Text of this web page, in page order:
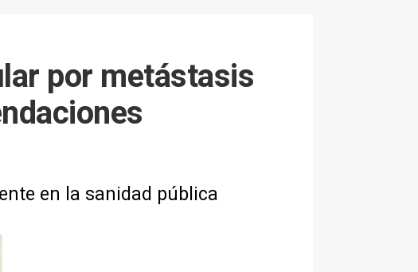
por metástasis
en la sanidad pública